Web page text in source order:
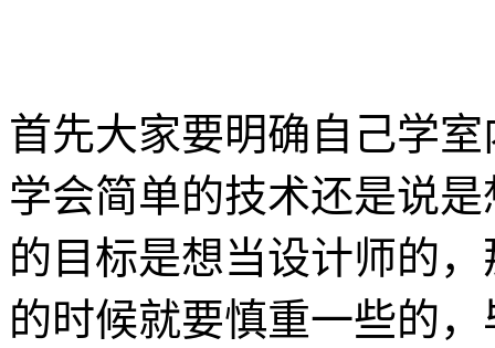
首先大家要明确自己学
学会简单的技术还是说
的目标是想当设计师的
的时候就要慎重一些的